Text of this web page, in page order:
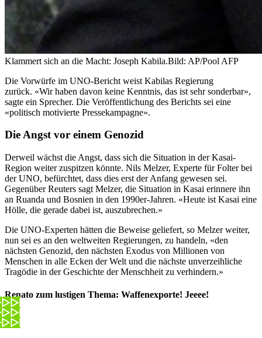
Klammert sich an die Macht: Joseph Kabila.Bild: AP/Pool AFP
Die Vorwürfe im UNO-Bericht weist Kabilas Regierung
zurück. «Wir haben davon keine Kenntnis, das ist sehr sonderbar»,
sagte ein Sprecher. Die Veröffentlichung des Berichts sei eine
«politisch motivierte Pressekampagne».
Die Angst vor einem Genozid
Derweil wächst die Angst, dass sich die Situation in der Kasai-
Region weiter zuspitzen könnte. Nils Melzer, Experte für Folter bei
der UNO, befürchtet, dass dies erst der Anfang gewesen sei.
Gegenüber Reuters sagt Melzer, die Situation in Kasai erinnere ihn
an Ruanda und Bosnien in den 1990er-Jahren. «Heute ist Kasai eine
Hölle, die gerade dabei ist, auszubrechen.»
Die UNO-Experten hätten die Beweise geliefert, so Melzer weiter,
nun sei es an den weltweiten Regierungen, zu handeln, «den
nächsten Genozid, den nächsten Exodus von Millionen von
Menschen in alle Ecken der Welt und die nächste unverzeihliche
Tragödie in der Geschichte der Menschheit zu verhindern.»
Renato zum lustigen Thema: Waffenexporte! Jeeee!